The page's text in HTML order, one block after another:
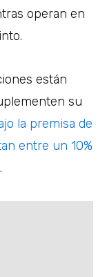
operan en
están
su
la premisa de
entre un 10%
.